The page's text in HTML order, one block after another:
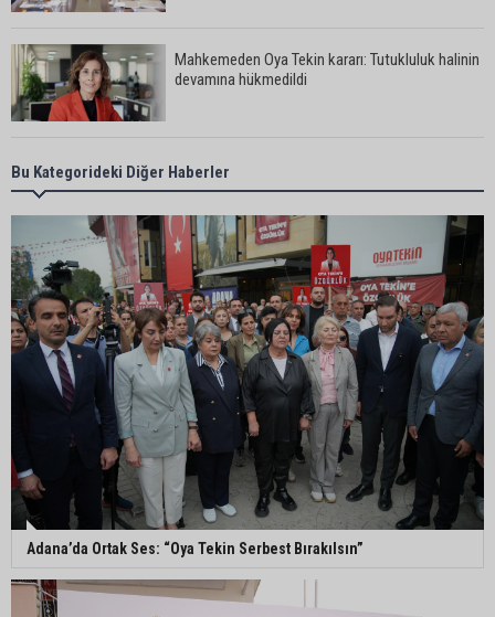
Mahkemeden Oya Tekin kararı: Tutukluluk halinin
devamına hükmedildi
Adana’da taziye evinde silahlı kavga kamerada:
Çok sayıda polis ekibi olay yerine sevk edildi
Adana’da parktaki OED cihazını çalan şüpheli
tutuklandı
Seyhan’da fırın ve pastanelere hijyen denetimi
gerçekleştirildi
Eski polis memuru Ergün Karakaya’nın
öldürüldüğü silahlı kavganın görüntüleri ortaya
çıktı
İmamoğlu’nda hijyen ve etiket kontrolü
Bu Kategorideki Diğer Haberler
Adana’da Ortak Ses: “Oya Tekin Serbest Bırakılsın”